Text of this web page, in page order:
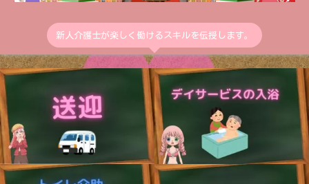
新人介護士が楽しく働けるスキルを伝授します。